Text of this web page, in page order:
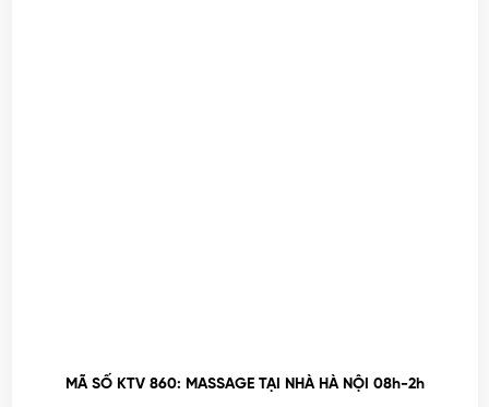
MÃ SỐ KTV 860: MASSAGE TẠI NHÀ HÀ NỘI 08h-2h